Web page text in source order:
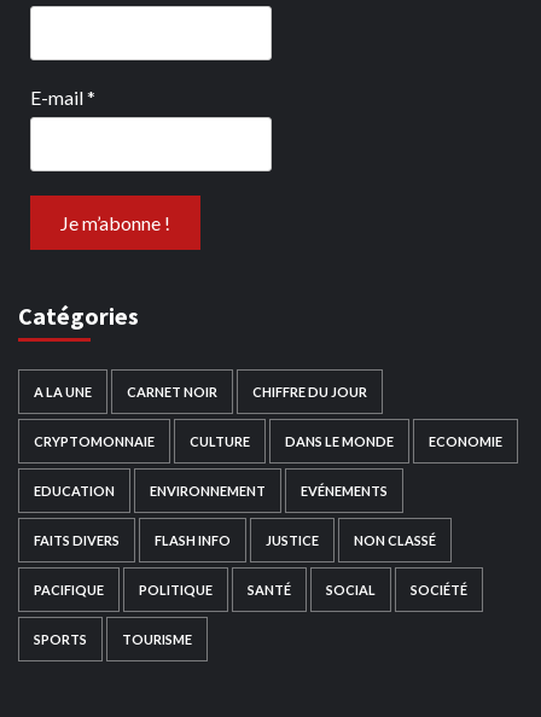
E-mail*
Catégories
A LA UNE CARNET NOIR CHIFFRE DU JOUR
CRYPTOMONNAIE CULTURE DANS LE MONDE ECONOMIE
EDUCATION ENVIRONNEMENT EVÉNEMENTS
FAITS DIVERS FLASH INFO JUSTICE NON CLASSÉ
PACIFIQUE POLITIQUE SANTÉ SOCIAL SOCIÉTÉ
SPORTS TOURISME